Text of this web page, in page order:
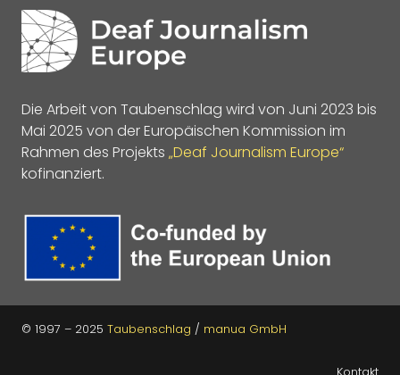
Die Arbeit von Taubenschlag wird von Juni 2023 bis
Mai 2025 von der Europäischen Kommission im
Rahmen des Projekts „Deaf Journalism Europe“
kofinanziert.
© 1997 – 2025 Taubenschlag / manua GmbH